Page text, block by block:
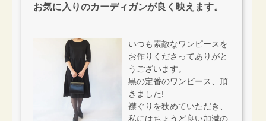
お気に入りのカーディガンが良く映えます。
いつも素敵なワンピースを
お作りくださってありがと
うございます。
黒の定番のワンピース、頂
きました!
襟ぐりを狭めていただき、
私にはちょうど良い加減の